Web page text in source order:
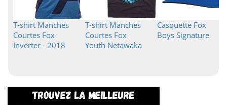
T-shirt Manches
Courtes Fox
Inverter - 2018
T-shirt Manches
Courtes Fox
Youth Netawaka
Casquette Fox
Boys Signature